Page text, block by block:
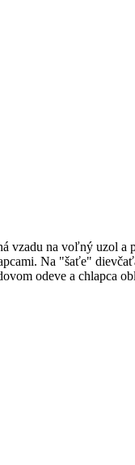
vzadu na voľný uzol
Na "šaťe"
odeve a chlapca